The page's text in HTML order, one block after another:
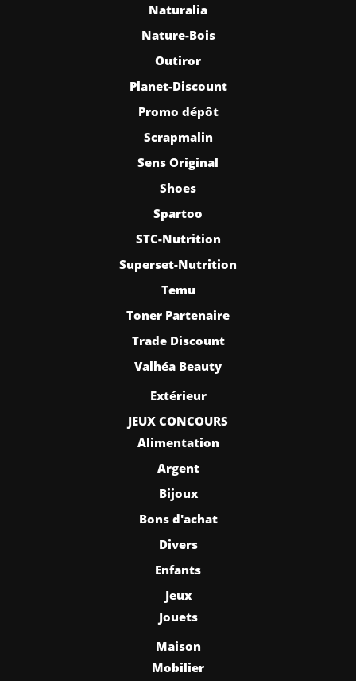
Naturalia
Nature-Bois
Outiror
Planet-Discount
Promo dépôt
Scrapmalin
Sens Original
Shoes
Spartoo
STC-Nutrition
Superset-Nutrition
Temu
Toner Partenaire
Trade Discount
Valhéa Beauty
Extérieur
JEUX CONCOURS
Alimentation
Argent
Bijoux
Bons d'achat
Divers
Enfants
Jeux
Jouets
Maison
Mobilier